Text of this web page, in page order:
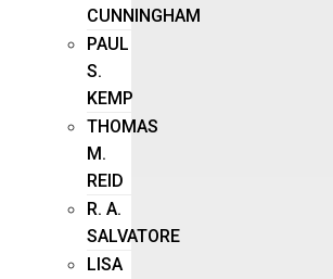
CUNNINGHAM
PAUL
S.
KEMP
THOMAS
M.
REID
R. A.
SALVATORE
LISA